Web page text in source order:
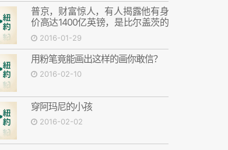
普京，财富惊人，有人揭露他有身
价高达1400亿英镑，是比尔盖茨的
两倍以上
2016-01-29
用粉笔竟能画出这样的画你敢信？
2016-02-10
穿阿玛尼的小孩
2016-02-02